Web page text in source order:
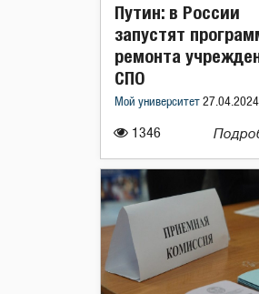
1346
Путин: в России
запустят
ремонта
СПО
Мой университет